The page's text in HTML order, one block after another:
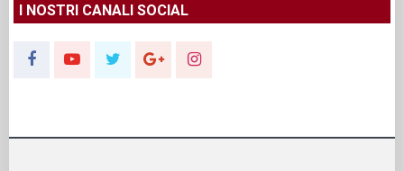
I NOSTRI CANALI SOCIAL